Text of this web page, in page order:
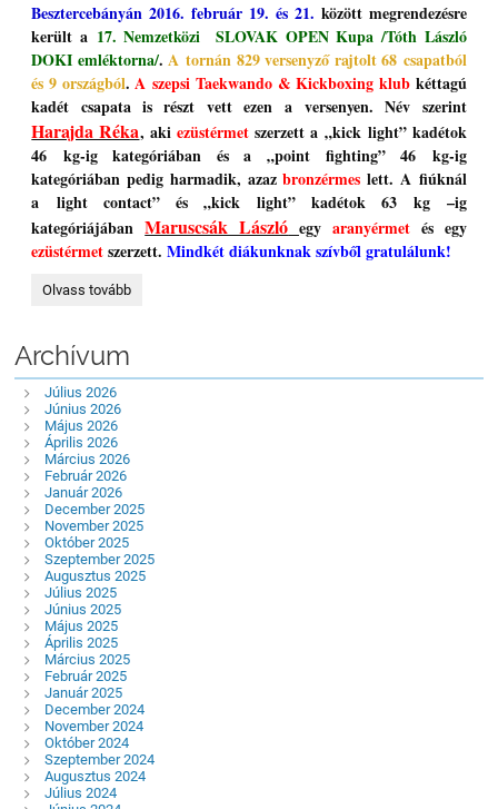
Besztercebányán 2016. február 19. és 21. között megrendezésre
került a 17. Nemzetközi SLOVAK OPEN Kupa /Tóth László
DOKI emléktorna/.A tornán 829 versenyző rajtolt 68 csapatból
és 9 országból.A szepsi Taekwando & Kickboxing klub kéttagú
kadét csapata is részt vett ezen a versenyen. Név szerint
Harajda Réka, aki ezüstérmetszerzett a „kick light” kadétok
46 kg-ig kategóriában és a „point fighting” 46 kg-ig
kategóriában pedig harmadik, azazbronzérmes lett. A fiúknál
a light contact” és „kick light” kadétok 63 kg –ig
kategóriájábanMaruscsák László egy aranyérmet és egy
ezüstérmetszerzett.Mindkét diákunknak szívből gratulálunk!
Diákjaink
az
kívül:
Olvass tovább
Archívum
Július 2026
Június 2026
Május 2026
Április 2026
Március 2026
Február 2026
Január 2026
December 2025
November 2025
Október 2025
Szeptember 2025
Augusztus 2025
Július 2025
Június 2025
Május 2025
Április 2025
Március 2025
Február 2025
Január 2025
December 2024
November 2024
Október 2024
Szeptember 2024
Augusztus 2024
Július 2024